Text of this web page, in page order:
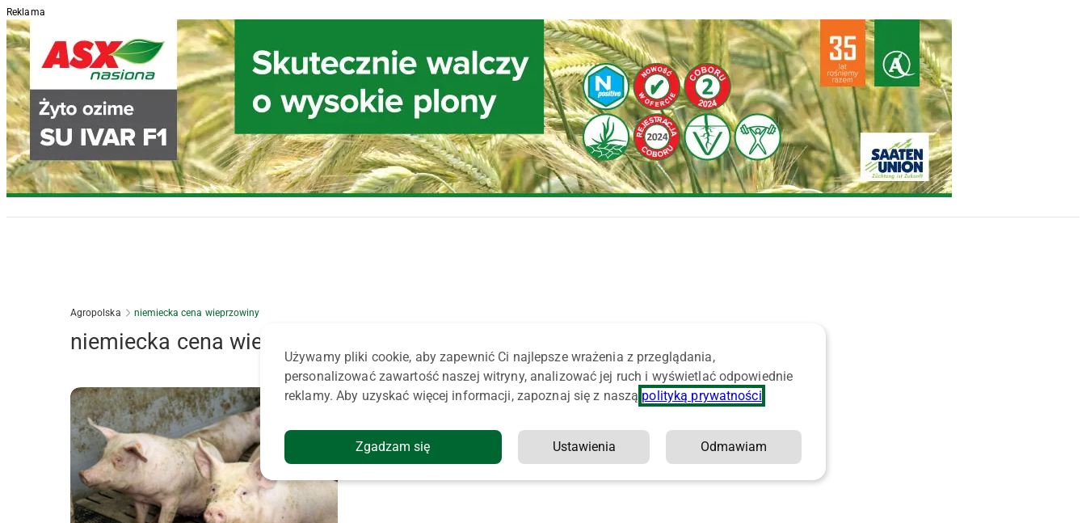
Reklama
Agropolska niemiecka cena wieprzowiny
niemiecka cena wieprzowiny
Używamy pliki cookie, aby zapewnić Ci najlepsze wrażenia z przeglądania,
personalizować zawartość naszej witryny, analizować jej ruch i wyświetlać odpowiednie
reklamy. Aby uzyskać więcej informacji, zapoznaj się z naszą polityką prywatności
Zgadzam się Ustawienia Odmawiam